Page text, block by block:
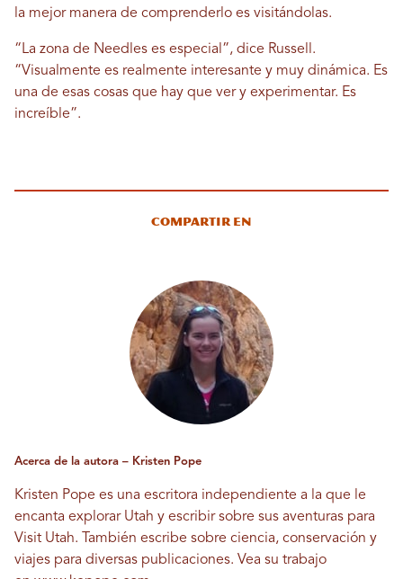
la mejor manera de comprenderlo es visitándolas.
“La zona de Needles es especial”, dice Russell.
“Visualmente es realmente interesante y muy dinámica. Es
una de esas cosas que hay que ver y experimentar. Es
increíble”.
Compartir en
Acerca de la autora – Kristen Pope
Kristen Pope es una escritora independiente a la que le
encanta explorar Utah y escribir sobre sus aventuras para
Visit Utah. También escribe sobre ciencia, conservación y
viajes para diversas publicaciones. Vea su trabajo